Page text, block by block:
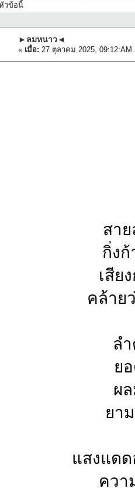
วข้อนี้
►ลมหนาว◄
« เมื่อ: 27 ตุลาคม 2025, 09:12:AM
สา
กิ่ง
เสีย
คล้าย
ล
ย
ผ
ยา
แสงแด
ควา